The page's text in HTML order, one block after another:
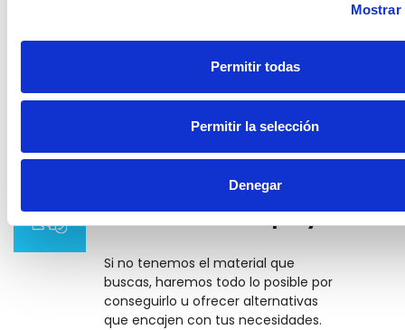
Mostrar
Permitir todas
Permitir la selección
Denegar
Diversidad de soluciones
innovadoras
tener siempre los productos más
Nos adaptamos a las
necesidades del proyecto
Si no tenemos el material que
buscas, haremos todo lo posible por
conseguirlo u ofrecer alternativas
que encajen con tus necesidades.